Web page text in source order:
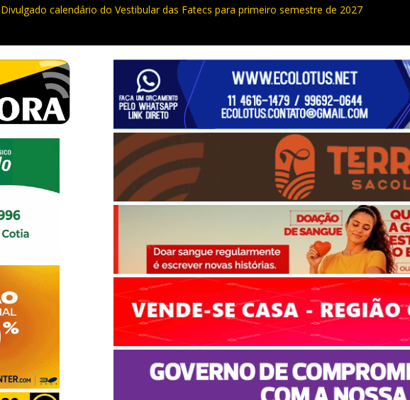
Divulgado calendário do Vestibular das Fatecs para primeiro semestre de 2027
Morador denuncia furto de cabos em postes na Estrada da Roselândia
Itapevi: Em duas ocorrências, PM recupera carga roubada, caminhão e liberta vítimas
Sebrae promove curso de compras públicas em Vargem Grande Paulista